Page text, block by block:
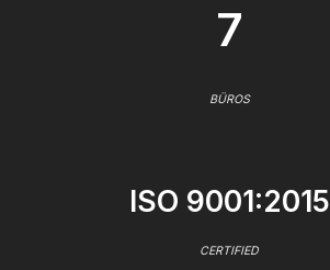
7
BÜROS
ISO 9001:2015
CERTIFIED